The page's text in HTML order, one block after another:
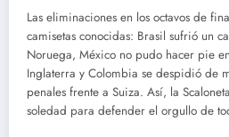
Las eliminaciones en los octavos de
camisetas conocidas: Brasil sufrió un
Noruega, México no pudo hacer pie
Inglaterra y Colombia se despidió de
penales frente a Suiza. Así, la
soledad para defender el orgullo de